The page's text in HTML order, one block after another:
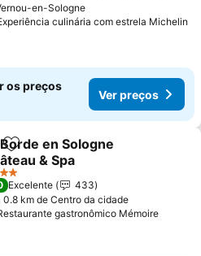
en-Sologne
culinária com estrela Michelin
os preços
Ver preços
Adicionar aos favoritos
en Sologne
& Spa
Excelente
433
0.8 km de Centro da cidade
gastronômico Mémoire